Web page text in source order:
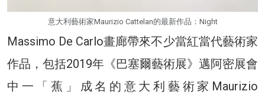
意大利藝術家Maurizio Cattelan的最新作品：Night
Massimo De Carlo畫廊帶來不少當紅當代藝術家
作品，包括2019年《巴塞爾藝術展》邁阿密展會
中一「蕉」成名的意大利藝術家Maurizio